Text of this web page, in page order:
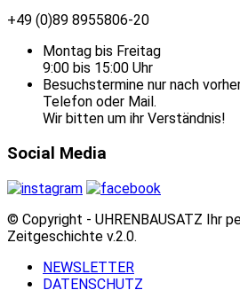
+49 (0)89 8955806-20
Montag bis Freitag
9:00 bis 15:00 Uhr
Besuchstermine nur nach
Telefon oder Mail.
Wir bitten um ihr Verständnis!
Social Media
© Copyright - UHRENBAUSATZ Ihr
Zeitgeschichte v.2.0.
NEWSLETTER
DATENSCHUTZ